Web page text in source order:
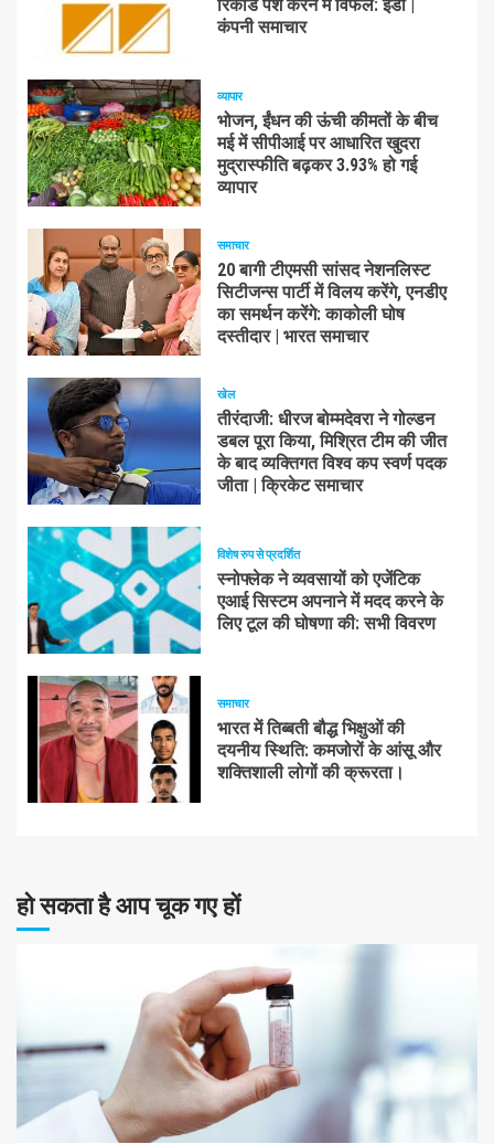
रिकॉर्ड पेश करने में विफल: ईडी |
कंपनी समाचार
व्यापार
भोजन, ईंधन की ऊंची कीमतों के बीच
मई में सीपीआई पर आधारित खुदरा
मुद्रास्फीति बढ़कर 3.93% हो गई
व्यापार
समाचार
20 बागी टीएमसी सांसद नेशनलिस्ट
सिटीजन्स पार्टी में विलय करेंगे, एनडीए
का समर्थन करेंगे: काकोली घोष
दस्तीदार | भारत समाचार
खेल
तीरंदाजी: धीरज बोम्मदेवरा ने गोल्डन
डबल पूरा किया, मिश्रित टीम की जीत
के बाद व्यक्तिगत विश्व कप स्वर्ण पदक
जीता | क्रिकेट समाचार
विशेष रुप से प्रदर्शित
स्नोफ्लेक ने व्यवसायों को एजेंटिक
एआई सिस्टम अपनाने में मदद करने के
लिए टूल की घोषणा की: सभी विवरण
समाचार
भारत में तिब्बती बौद्ध भिक्षुओं की
दयनीय स्थिति: कमजोरों के आंसू और
शक्तिशाली लोगों की क्रूरता।
हो सकता है आप चूक गए हों
10 न्यूनतम पढ़ा